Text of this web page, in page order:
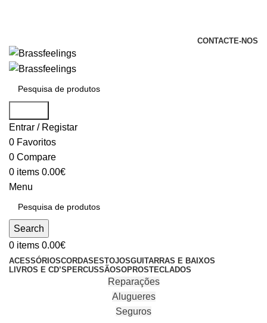
CONTACTE-NOS
Entrar / Registar
0 Favoritos
0 Compare
0 items 0.00€
Menu
Search
0 items 0.00€
ACESSÓRIOSCORDAS ESTOJOSGUITARRAS E BAIXOS
LIVROS E CD’S PERCUSSÃOSOPROSTECLADOS
Reparações
Alugueres
Seguros